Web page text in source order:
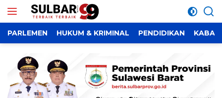
PARLEMEN HUKUM & KRIMINAL PENDIDIKAN KABAR